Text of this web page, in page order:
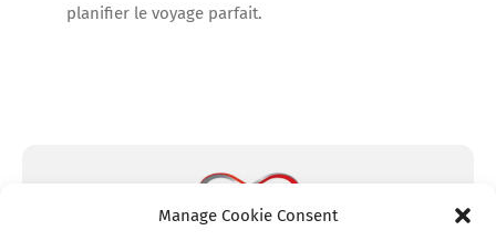
Manage Cookie Consent
planifier le voyage parfait.